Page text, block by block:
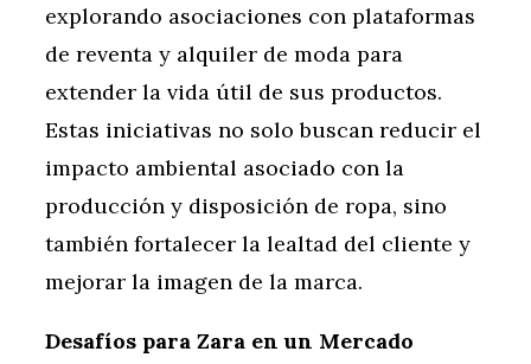
explorando asociaciones con plataformas
de reventa y alquiler de moda para
extender la vida útil de sus productos.
Estas iniciativas no solo buscan reducir el
impacto ambiental asociado con la
producción y disposición de ropa, sino
también fortalecer la lealtad del cliente y
mejorar la imagen de la marca.
Desafíos para Zara en un Mercado